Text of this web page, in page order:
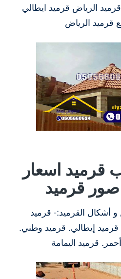
الرياض قرميد ايطالي
قرميد الرياض
قرميد اسعار
صور قرميد
و أشكال القرميد:- قرميد
إيطالي. قرميد وطني.
قرميد اليمامة